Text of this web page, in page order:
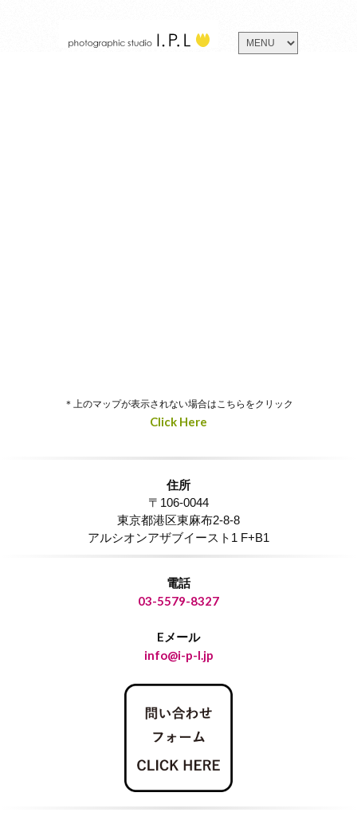
＊上のマップが表示されない場合はこちらをクリック
Click Here
住所
〒106-0044
東京都港区東麻布2-8-8
アルシオンアザブイースト1 F+B1
電話
03-5579-8327
Eメール
info@i-p-l.jp